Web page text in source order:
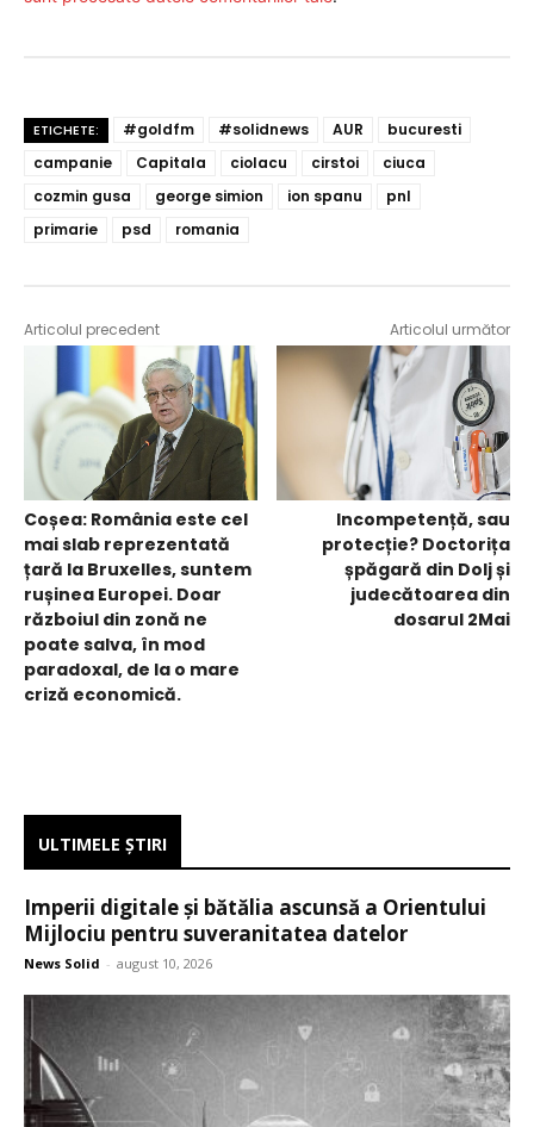
ETICHETE: #goldfm #solidnews AUR
bucuresti
campanie
Capitala ciolacu cirstoi
ciuca
cozmin gusa
george simion ion spanu
pnl
primarie
psd romania
Articolul precedent
Coșea: România este cel
mai slab reprezentată
țară la Bruxelles, suntem
rușinea Europei. Doar
războiul din zonă ne
poate salva, în mod
paradoxal, de la o mare
criză economică.
Articolul următor
Incompetență, sau
protecție? Doctorița
șpăgară din Dolj și
judecătoarea din
dosarul 2Mai
ULTIMELE ŞTIRI
Imperii digitale și bătălia ascunsă a Orientului
Mijlociu pentru suveranitatea datelor
News Solid - august 10, 2026